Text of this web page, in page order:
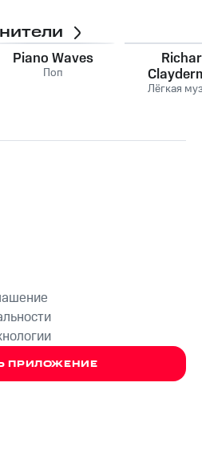
Piano Waves
Поп
Лёгкая
ПРИЛОЖЕНИЕ